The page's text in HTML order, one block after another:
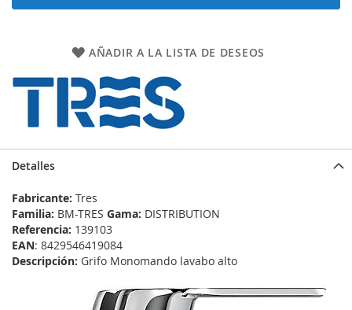
AÑADIR A LA LISTA DE DESEOS
Detalles
Fabricante: Tres
Familia: BM-TRES Gama: DISTRIBUTION
Referencia: 139103
EAN: 8429546419084
Descripción: Grifo Monomando lavabo alto